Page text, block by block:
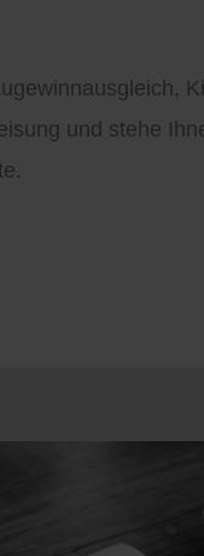
und stehe